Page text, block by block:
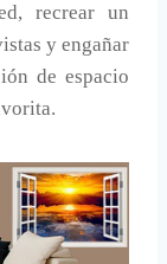
recrear un
y engañar
de espacio